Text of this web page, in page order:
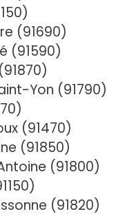
(91690)
(91590)
Yon (91790)
(91470)
(91850)
(91800)
(91820)